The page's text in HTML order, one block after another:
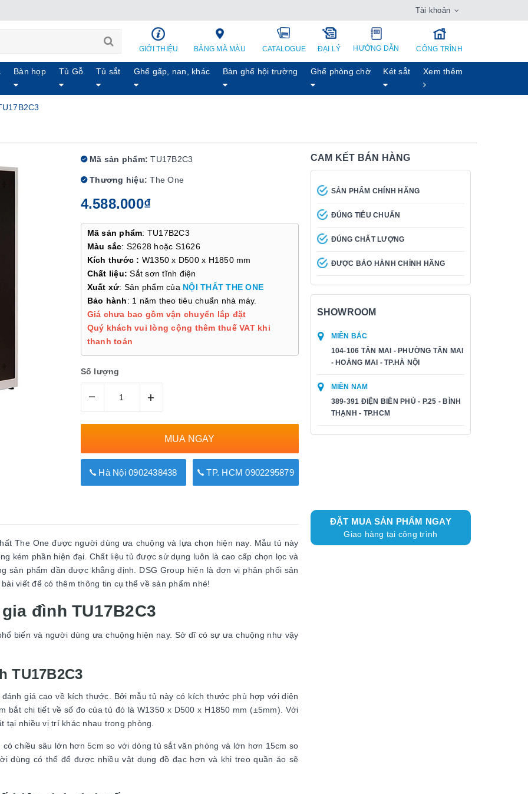
Tài khoản
GIỚI THIỆU BẢNG MÃ MÀU CATALOGUE ĐẠI LÝ HƯỚNG DẪN CÔNG TRÌNH
Bàn họp Tủ Gỗ Tủ sắt Ghế gấp, nan, khác Bàn ghế hội trường Ghế phòng chờ Két sẳt Xem thêm
Mã sản phẩm: TU17B2C3
Thương hiệu: The One
4.588.000₫
Mã sản phẩm: TU17B2C3
Màu sắc: S2628 hoặc S1626
Kích thước : W1350 x D500 x H1850 mm
Chất liệu:Sắt sơn tĩnh điện
Xuất xứ: Sản phẩm của NỘI THẤT THE ONE
Bảo hành: 1 năm theo tiêu chuẩn nhà máy.
Giá chưa bao gồm vận chuyển lắp đặt
Quý khách vui lòng cộng thêm thuế VAT khi
thanh toán
Số lượng
– +
MUA NGAY
Hà Nội 0902438438 TP. HCM 0902295879
CAM KẾT BÁN HÀNG
SẢN PHẨM CHÍNH HÃNG
ĐÚNG TIÊU CHUẨN
ĐÚNG CHẤT LƯỢNG
ĐƯỢC BẢO HÀNH CHÍNH HÃNG
SHOWROOM
MIỀN BẮC
104-106 TÂN MAI - PHƯỜNG TÂN MAI
- HOÀNG MAI - TP.HÀ NỘI
MIỀN NAM
389-391 ĐIỆN BIÊN PHỦ - P.25 - BÌNH
THẠNH - TP.HCM
The One được người dùng ưa chuộng và lựa chọn hiện nay. Mẫu tủ này
kém phần hiện đại. Chất liệu tủ được sử dụng luôn là cao cấp chọn lọc và
sản phẩm dần được khẳng định. DSG Group hiện là đơn vị phân phối sản
viết để có thêm thông tin cụ thể về sản phẩm nhé!
đình TU17B2C3
biến và người dùng ưa chuộng hiện nay. Sở dĩ có sự ưa chuộng như vậy
TU17B2C3
giá cao về kích thước. Bởi mẫu tủ này có kích thước phù hợp với diện
bắt chi tiết về số đo của tủ đó là W1350 x D500 x H1850 mm (±5mm). Với
tại nhiều vị trí khác nhau trong phòng.
chiều sâu lớn hơn 5cm so với dòng tủ sắt văn phòng và lớn hơn 15cm so
dùng có thể để được nhiều vật dụng đồ đạc hơn và khi treo quần áo sẽ
ĐẶT MUA SẢN PHẨM NGAY
Giao hàng tại công trình